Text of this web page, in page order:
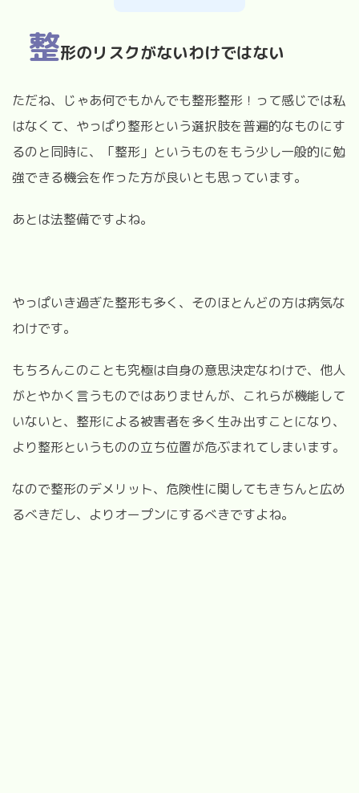
整形のリスクがないわけではない
ただね、じゃあ何でもかんでも整形整形！って感じでは私
はなくて、やっぱり整形という選択肢を普遍的なものにす
るのと同時に、「整形」というものをもう少し一般的に勉
強できる機会を作った方が良いとも思っています。
あとは法整備ですよね。
やっぱいき過ぎた整形も多く、そのほとんどの方は病気な
わけです。
もちろんこのことも究極は自身の意思決定なわけで、他人
がとやかく言うものではありませんが、これらが機能して
いないと、整形による被害者を多く生み出すことになり、
より整形というものの立ち位置が危ぶまれてしまいます。
なので整形のデメリット、危険性に関してもきちんと広め
るべきだし、よりオープンにするべきですよね。